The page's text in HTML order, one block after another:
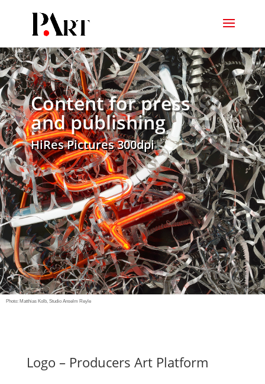
Content for press
and publishing
HiRes Pictures 300dpi
Photo: Matthias Kolb, Studio Anselm Reyle
Logo – Producers Art Platform